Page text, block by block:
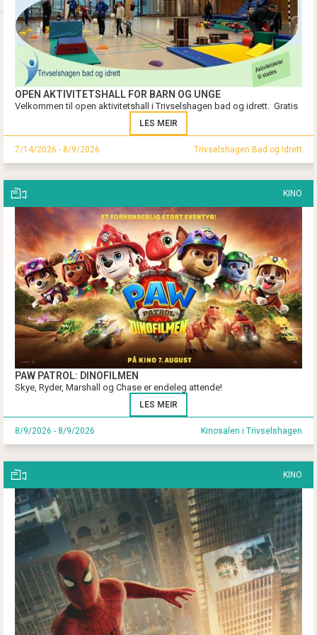
OPEN AKTIVITETSHALL FOR BARN OG UNGE
Velkommen til open aktivitetshall i Trivselshagen bad og idrett. Gratis
LES MEIR
7/14/2026 - 8/9/2026 Trivselshagen Bad og Idrett
KINO
PAW PATROL: DINOFILMEN
Skye, Ryder, Marshall og Chase er endeleg attende!
LES MEIR
8/9/2026 - 8/9/2026 Kinosalen i Trivselshagen
KINO